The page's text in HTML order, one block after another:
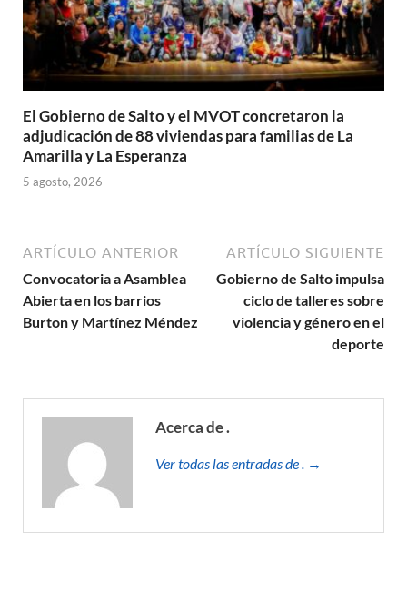
El Gobierno de Salto y el MVOT concretaron la
adjudicación de 88 viviendas para familias de La
Amarilla y La Esperanza
5 agosto, 2026
ARTÍCULO ANTERIOR
Convocatoria a Asamblea
Abierta en los barrios
Burton y Martínez Méndez
ARTÍCULO SIGUIENTE
Gobierno de Salto impulsa
ciclo de talleres sobre
violencia y género en el
deporte
Acerca de .
Ver todas las entradas de . →